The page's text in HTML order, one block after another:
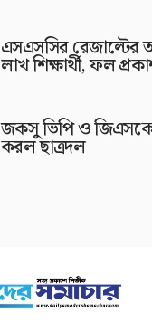
এসএসসির রেজাল্টের
লাখ শিক্ষার্থী, ফল
জকসু ভিপি ও জিএসকে
করল ছাত্রদল